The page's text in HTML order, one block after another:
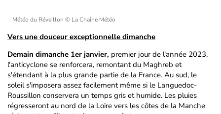
Météo du Réveillon © La Chaîne Météo
Vers une douceur exceptionnelle dimanche
Demain dimanche 1er janvier, premier jour de l'année 2023,
l'anticyclone se renforcera, remontant du Maghreb et
s'étendant à la plus grande partie de la France. Au sud, le
soleil s'imposera assez facilement même si le Languedoc-
Roussillon conservera un temps gris et humide. Les pluies
régresseront au nord de la Loire vers les côtes de la Manche